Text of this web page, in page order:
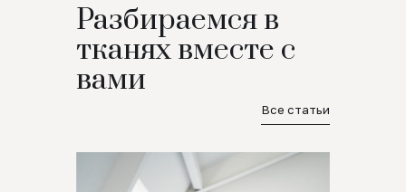
Разбираемся в
тканях вместе с
вами
Все статьи